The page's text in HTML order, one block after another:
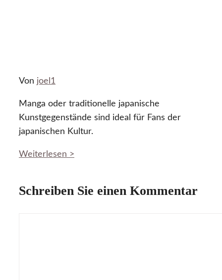
Von joel1
Manga oder traditionelle japanische
Kunstgegenstände sind ideal für Fans der
japanischen Kultur.
Weiterlesen >
Schreiben Sie einen Kommentar